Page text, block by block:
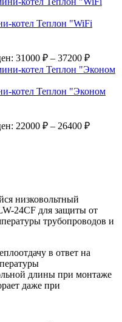
котел Теплон "WiFi
31000 ₽ – 37200 ₽
котел Теплон "Эконом
22000 ₽ – 26400 ₽
низковольтный
24CF для защиты от
трубопроводов и
в ответ на
длины при монтаже
даже при